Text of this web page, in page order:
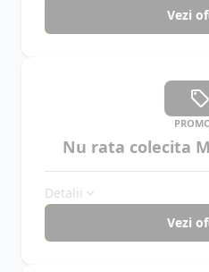
Vezi
Nu rata colecita
Detalii
Vezi